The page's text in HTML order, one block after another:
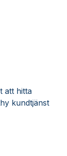
att hitta
kundtjänst